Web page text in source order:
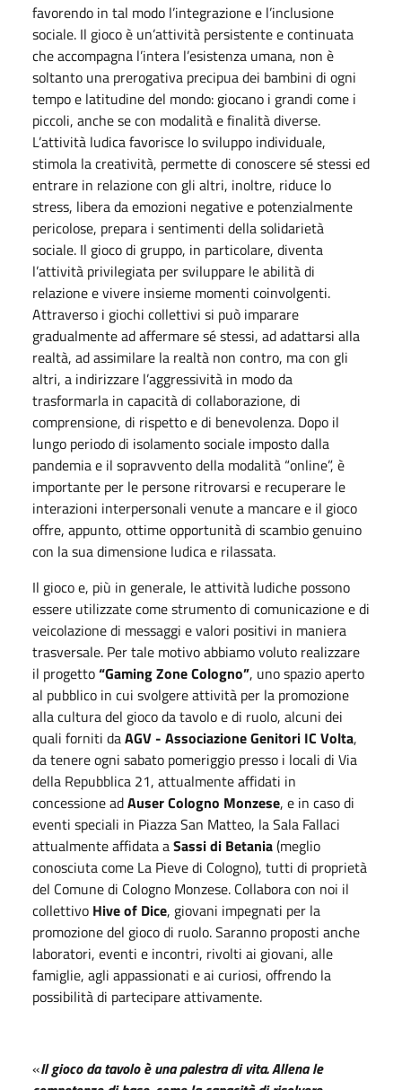
favorendo in tal modo l’integrazione e l’inclusione
sociale. Il gioco è un’attività persistente e continuata
che accompagna l’intera l’esistenza umana, non è
soltanto una prerogativa precipua dei bambini di ogni
tempo e latitudine del mondo: giocano i grandi come i
piccoli, anche se con modalità e finalità diverse.
L’attività ludica favorisce lo sviluppo individuale,
stimola la creatività, permette di conoscere sé stessi ed
entrare in relazione con gli altri, inoltre, riduce lo
stress, libera da emozioni negative e potenzialmente
pericolose, prepara i sentimenti della solidarietà
sociale. Il gioco di gruppo, in particolare, diventa
l’attività privilegiata per sviluppare le abilità di
relazione e vivere insieme momenti coinvolgenti.
Attraverso i giochi collettivi si può imparare
gradualmente ad affermare sé stessi, ad adattarsi alla
realtà, ad assimilare la realtà non contro, ma con gli
altri, a indirizzare l’aggressività in modo da
trasformarla in capacità di collaborazione, di
comprensione, di rispetto e di benevolenza. Dopo il
lungo periodo di isolamento sociale imposto dalla
pandemia e il sopravvento della modalità “online”, è
importante per le persone ritrovarsi e recuperare le
interazioni interpersonali venute a mancare e il gioco
offre, appunto, ottime opportunità di scambio genuino
con la sua dimensione ludica e rilassata.
Il gioco e, più in generale, le attività ludiche possono
essere utilizzate come strumento di comunicazione e di
veicolazione di messaggi e valori positivi in maniera
trasversale. Per tale motivo abbiamo voluto realizzare
il progetto“Gaming Zone Cologno”, uno spazio aperto
al pubblico in cui svolgere attività per la promozione
alla cultura del gioco da tavolo e di ruolo, alcuni dei
quali forniti daAGV - Associazione Genitori IC Volta,
da tenere ogni sabato pomeriggio presso i locali di Via
della Repubblica 21, attualmente affidati in
concessione adAuser Cologno Monzese, e in caso di
eventi speciali in Piazza San Matteo, la Sala Fallaci
attualmente affidata aSassi di Betania(meglio
conosciuta come La Pieve di Cologno), tutti di proprietà
del Comune di Cologno Monzese. Collabora con noi il
collettivo Hive of Dice, giovani impegnati per la
promozione del gioco di ruolo. Saranno proposti anche
laboratori, eventi e incontri, rivolti ai giovani, alle
famiglie, agli appassionati e ai curiosi, offrendo la
possibilità di partecipare attivamente.
«Il gioco da tavolo è una palestra di vita. Allena le